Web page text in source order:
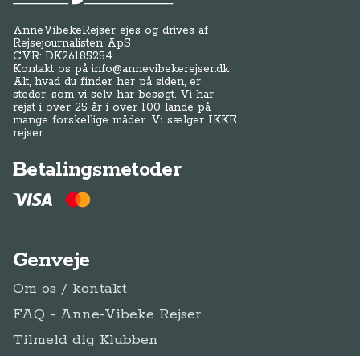
AnneVibekeRejser ejes og drives af
Rejsejournalisten ApS
CVR: DK26185254
Kontakt os påinfo@annevibekerejser.dk
Alt, hvad du finder her på siden, er
steder, som vi selv har besøgt. Vi har
rejst i over 25 år i over 100 lande på
mange forskellige måder. Vi sælger IKKE
rejser.
Betalingsmetoder
Genveje
Om os / kontakt
FAQ - Anne-Vibeke Rejser
Tilmeld dig Klubben